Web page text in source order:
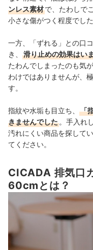
ンレス素材で、たわしで
小さな傷がつく程度でした
一方、「ずれる」との口
き、
滑り止めの効果はい
たわんでしまったのも気
わけではありませんが、
す。
指紋や水垢も目立ち、
「
きませんでした 。手入れ
汚れにくい商品を探して
てください。
CICADA 排気口
60cmとは？